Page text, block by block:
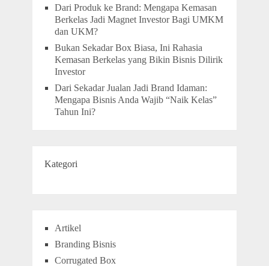
Dari Produk ke Brand: Mengapa Kemasan
Berkelas Jadi Magnet Investor Bagi UMKM
dan UKM?
Bukan Sekadar Box Biasa, Ini Rahasia
Kemasan Berkelas yang Bikin Bisnis Dilirik
Investor
Dari Sekadar Jualan Jadi Brand Idaman:
Mengapa Bisnis Anda Wajib “Naik Kelas”
Tahun Ini?
Kategori
Artikel
Branding Bisnis
Corrugated Box